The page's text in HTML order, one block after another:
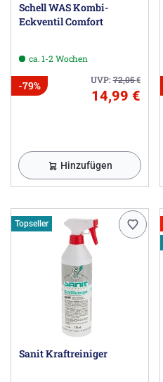
Schell WAS Kombi-
Eckventil Comfort
ca. 1-2 Wochen
UVP:72,05€
-79%
14,99 €
Hinzufügen
Topseller
Sanit Kraftreiniger